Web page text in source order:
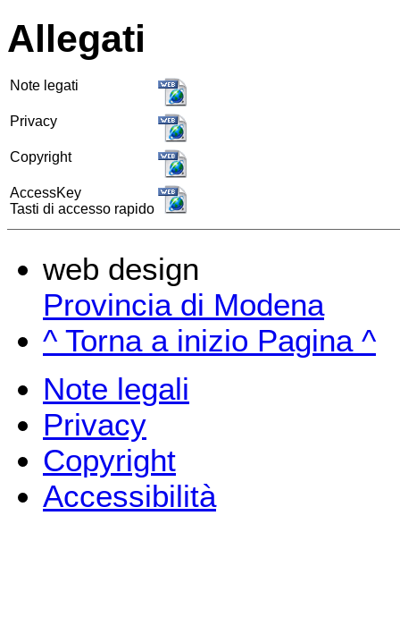
Allegati
Note legati
Privacy
Copyright
AccessKey
Tasti di accesso rapido
web design
Provincia di Modena
^ Torna a inizio Pagina ^
Note legali
Privacy
Copyright
Accessibilità